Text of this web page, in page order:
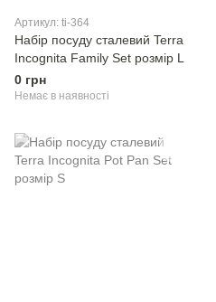
Артикул: ti-364
Набір посуду сталевий Terra
Incognita Family Set розмір L
0 грн
Немає в наявності